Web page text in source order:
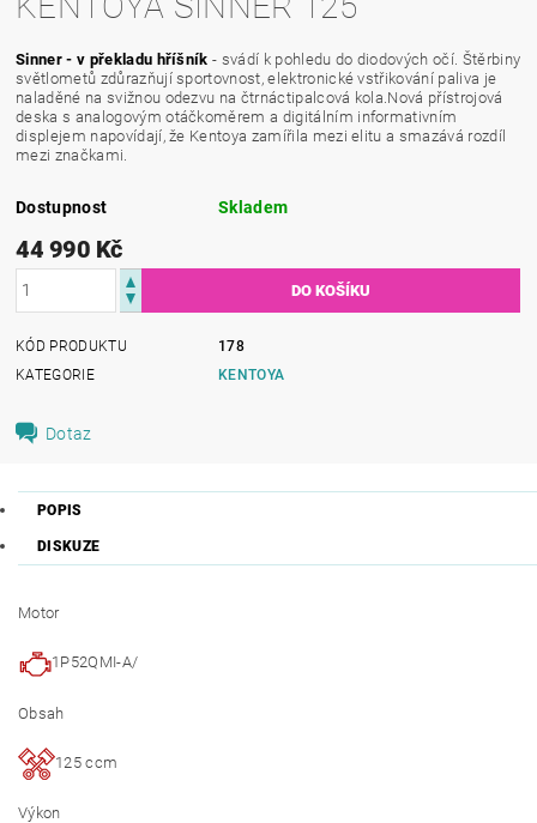
Sinner - v překladu hříšník - svádí k pohledu do diodových očí. Štěrbiny
světlometů zdůrazňují sportovnost, elektronické vstřikování paliva je
naladěné na svižnou odezvu na čtrnáctipalcová kola.Nová přístrojová
deska s analogovým otáčkoměrem a digitálním informativním
displejem napovídají, že Kentoya zamířila mezi elitu a smazává rozdíl
mezi značkami.
Dostupnost Skladem
44 990 Kč
KÓD PRODUKTU
178
KATEGORIE
KENTOYA
Dotaz
POPIS
DISKUZE
Motor
1P52QMI-A/
Obsah
125 ccm
Výkon